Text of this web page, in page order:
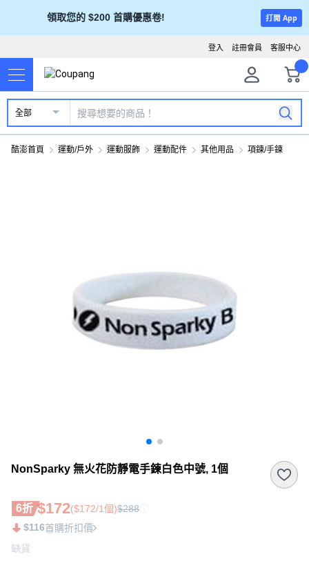
領取您的 $200 首購優惠卷! 打開 App
客服中心
註冊會員
登入
全部
酷澎首頁 運動/戶外 運動服飾 運動配件 其他用品 項鍊/手鍊
NonSparky 無火花防靜電手鍊白色中號, 1個
6折 $172($172/1個)$288
$116首購折扣價
缺貨